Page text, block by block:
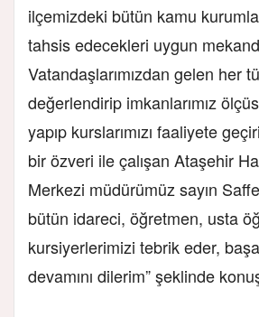
ilçemizdeki bütün kamu
tahsis edecekleri uygun
Vatandaşlarımızdan gelen her
değerlendirip imkanlarımız
yapıp kurslarımızı faaliyete
bir özveri ile çalışan Ataşehir
Merkezi müdürümüz sayın
bütün idareci, öğretmen, usta
kursiyerlerimizi tebrik eder,
devamını dilerim” şeklinde